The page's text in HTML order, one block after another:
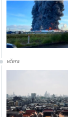
včera